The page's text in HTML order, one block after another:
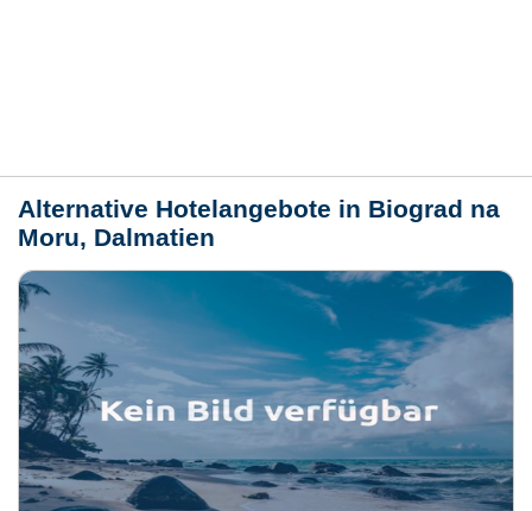
Alternative Hotelangebote in Biograd na
Moru, Dalmatien